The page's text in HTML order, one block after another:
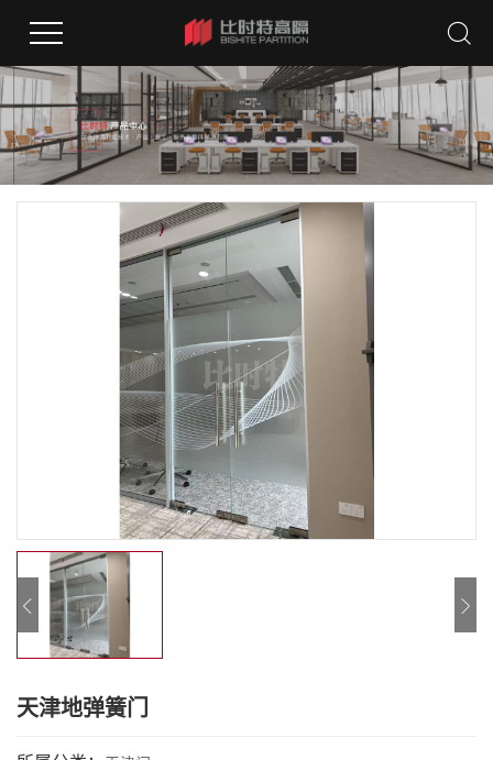
天津地弹簧门